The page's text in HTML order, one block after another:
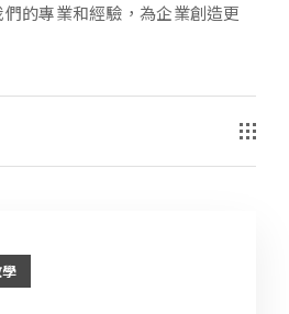
的專業和經驗，為企業創造更